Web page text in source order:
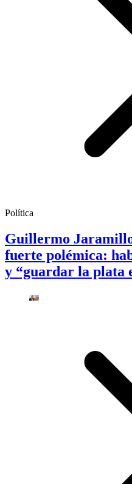
Política
Guillermo
fuerte polémica:
y “guardar la plata